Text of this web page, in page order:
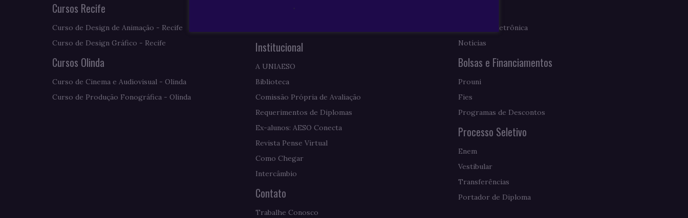
Cursos Recife
Curso de Design de Animação - Recife
Curso de Design Gráfico - Recife
Cursos Olinda
Curso de Cinema e Audiovisual - Olinda
Curso de Produção Fonográfica - Olinda
Pós-Graduação
Institucional
A UNIAESO
Biblioteca
Comissão Própria de Avaliação
Requerimentos de Diplomas
Ex-alunos: AESO Conecta
Revista Pense Virtual
Como Chegar
Intercâmbio
Contato
Trabalhe Conosco
Clipagem Eletrônica
Notícias
Bolsas e Financiamentos
Prouni
Fies
Programas de Descontos
Processo Seletivo
Enem
Vestibular
Transferências
Portador de Diploma